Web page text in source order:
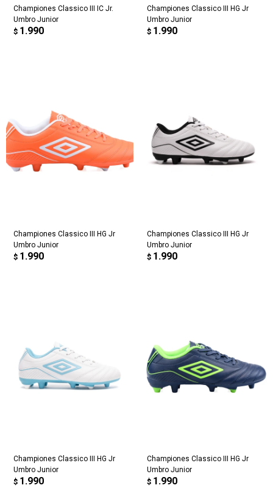
Championes Classico III IC Jr.
Umbro Junior
$ 1.990
Championes Classico III HG Jr
Umbro Junior
$ 1.990
Championes Classico III HG Jr
Umbro Junior
$ 1.990
Championes Classico III HG Jr
Umbro Junior
$ 1.990
Championes Classico III HG Jr
Umbro Junior
$ 1.990
Championes Classico III HG Jr
Umbro Junior
$ 1.990